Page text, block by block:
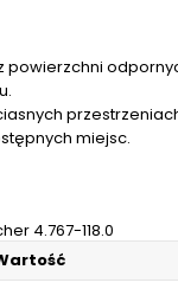
miejsc.
4.767-118.0